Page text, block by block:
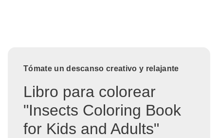
Tómate un descanso creativo y relajante
Libro para colorear
"Insects Coloring Book
for Kids and Adults"